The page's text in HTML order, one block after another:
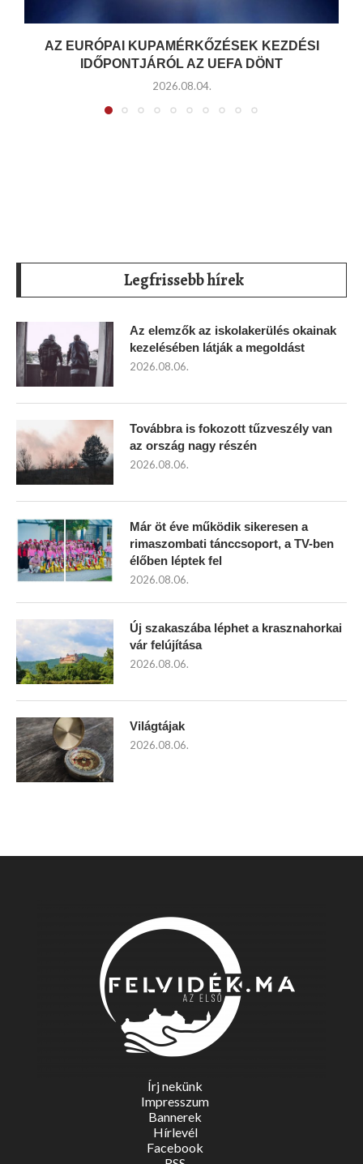
AZ EURÓPAI KUPAMÉRKŐZÉSEK KEZDÉSI
IDŐPONTJÁRÓL AZ UEFA DÖNT
2026.08.04.
Legfrissebb hírek
Az elemzők az iskolakerülés okainak
kezelésében látják a megoldást
2026.08.06.
Továbbra is fokozott tűzveszély van
az ország nagy részén
2026.08.06.
Már öt éve működik sikeresen a
rimaszombati tánccsoport, a TV-ben
élőben léptek fel
2026.08.06.
Új szakaszába léphet a krasznahorkai
vár felújítása
2026.08.06.
Világtájak
2026.08.06.
Írj nekünk
Impresszum
Bannerek
Hírlevél
Facebook